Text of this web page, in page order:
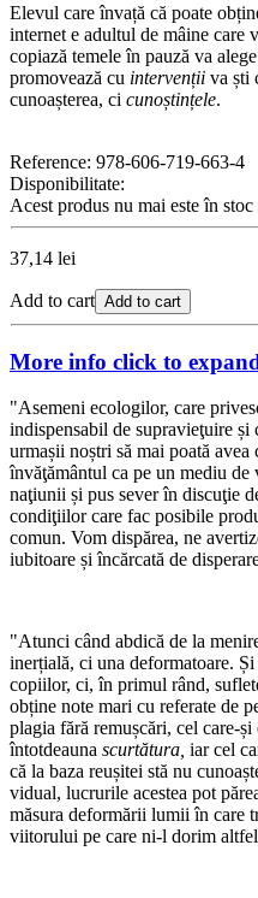
Elevul care învață că poate
internet e adultul de mâine care
copiază temele în pauză va
promovează cu intervenții va ști
cunoașterea, ci cunoștințele.
Reference: 978-606-719-663-4
Disponibilitate:
Acest produs nu mai este în stoc
37,14 lei
Add to cart Add to cart
More info click to
"Asemeni ecologilor, care
indispensabil de supravieţuire și
urmașii noștri să mai poată
învăţământul ca pe un mediu
naţiunii și pus sever în discuţie
condiţiilor care fac posibile
comun. Vom dispărea, ne
iubitoare și încărcată de
"Atunci când abdică de la
inerțială, ci una deformatoare.
copiilor, ci, în primul rând,
obține note mari cu referate de
plagia fără remușcări, cel care-
întotdeauna scurtătura, iar cel
că la baza reușitei stă nu
vidual, lucrurile acestea pot
măsura deformării lumii în care
viitorului pe care ni-l dorim